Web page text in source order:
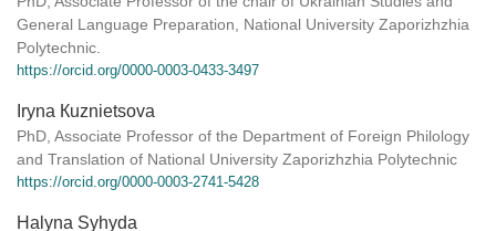
General Language Preparation, National University Zaporizhzhia
Polytechnic.
https://orcid.org/0000-0003-0433-3497
Iryna Кuznietsova
PhD, Associate Professor of the Department of Foreign Philology
and Translation of National University Zaporizhzhia Polytechnic
https://orcid.org/0000-0003-2741-5428
Halyna Syhyda